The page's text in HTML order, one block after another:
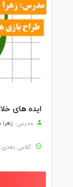
ایده های
مدرس:
کلاس بعدی: